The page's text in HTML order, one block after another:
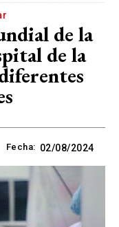
de la
de la
Fecha: 02/08/2024